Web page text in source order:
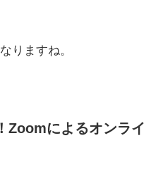
りますね。
Zoomによるオンライ